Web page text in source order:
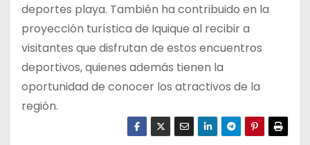
deportes playa. También ha contribuido en la
proyección turística de Iquique al recibir a
visitantes que disfrutan de estos encuentros
deportivos, quienes además tienen la
oportunidad de conocer los atractivos de la
región.